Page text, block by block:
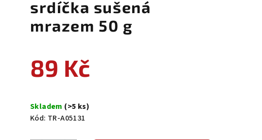
srdíčka sušená
mrazem 50 g
89 Kč
cena:
Skladem (>5 ks)
Kód: TR-A05131